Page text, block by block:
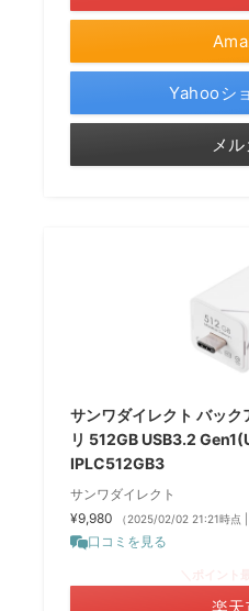
Yahooシ
メル
サンワダイレクト バッ
リ 512GB USB3.2
IPLC512GB3
サンワダイレクト
¥9,980
（2025/02/02 21:21時点 |
口コミを見る